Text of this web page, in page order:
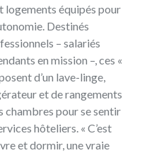
logements équipés pour
Destinés
– salariés
en mission –, ces «
d’un lave-linge,
et de rangements
chambres pour se sentir
hôteliers. « C’est
et dormir, une vraie